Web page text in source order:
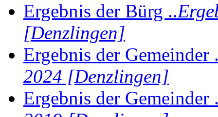
Ergebnis der Bürg ..
[Denzlingen]
Ergebnis der Gemeinder
2024 [Denzlingen]
Ergebnis der Gemeinder